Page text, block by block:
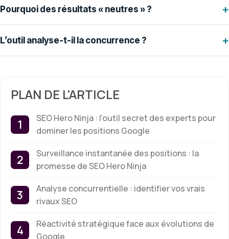
Pourquoi des résultats « neutres » ? +
L’outil analyse-t-il la concurrence ? +
PLAN DE L'ARTICLE
SEO Hero Ninja : l’outil secret des experts pour
dominer les positions Google
Surveillance instantanée des positions : la
promesse de SEO Hero Ninja
Analyse concurrentielle : identifier vos vrais
rivaux SEO
Réactivité stratégique face aux évolutions de
Google